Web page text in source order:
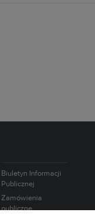
Biuletyn Informacji
Publicznej
Zamówienia
publiczne